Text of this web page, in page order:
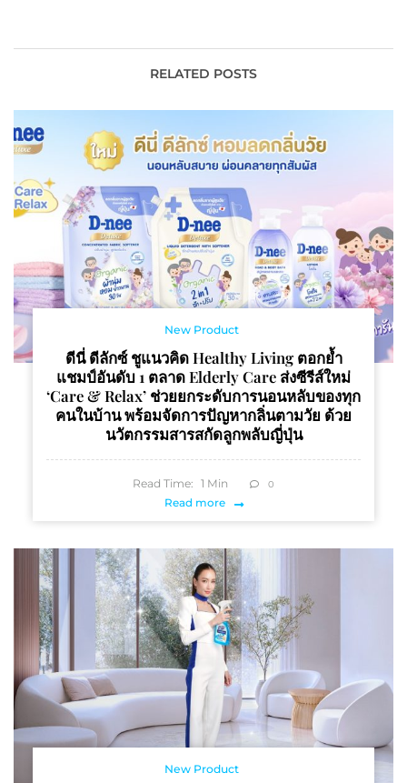
เป็นศูนย์กลางกีฬาทางน้ำที่
ทันสมัยของภูมิภาคอาเซียน
PARK คอนโดหรูกลางกรุง
ลอนดอน ปั้นผลตอบแทน
RELATED POSTS
New Product
ดีนี่ ดีลักซ์ ชูแนวคิด Healthy Living ตอกย้ำ
แชมป์อันดับ 1 ตลาด Elderly Care ส่งซีรีส์ใหม่
‘Care & Relax’ ช่วยยกระดับการนอนหลับของทุก
คนในบ้าน พร้อมจัดการปัญหากลิ่นตามวัย ด้วย
นวัตกรรมสารสกัดลูกพลับญี่ปุ่น
Read Time: 1 Min 0
Read more
New Product